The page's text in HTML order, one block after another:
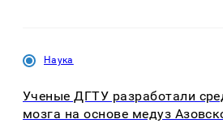
Наука
Ученые ДГТУ разработали
мозга на основе медуз